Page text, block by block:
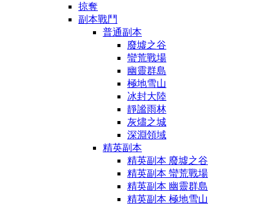
掠奪
副本戰鬥
普通副本
廢墟之谷
蠻荒戰場
幽靈群島
極地雪山
冰封大陸
靜謐雨林
灰燼之城
深淵領域
精英副本
精英副本 廢墟之谷
精英副本 蠻荒戰場
精英副本 幽靈群島
精英副本 極地雪山